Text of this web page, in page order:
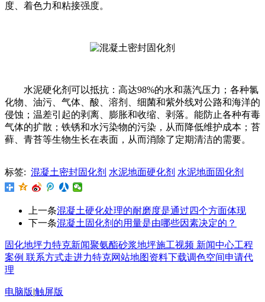
度、着色力和粘接强度。
水泥硬化剂可以抵抗：高达98%的水和蒸汽压力；各种氯
化物、油污、气体、酸、溶剂、细菌和紫外线对公路和海洋的
侵蚀；温差引起的剥离、膨胀和收缩、剥落。能防止各种有毒
气体的扩散；铁锈和水污染物的污染，从而降低维护成本；苔
藓、青苔等生物生长在表面，从而消除了定期清洁的需要。
标签: 混凝土密封固化剂 水泥地面硬化剂 水泥地面固化剂
上一条混凝土硬化处理的耐磨度是通过四个方面体现
下一条混凝土固化剂的用量是由哪些因素决定的？
固化地坪力特克新闻聚氨酯砂浆地坪施工视频 新闻中心工程
案例 联系方式走进力特克网站地图资料下载调色空间申请代
理
电脑版|触屏版